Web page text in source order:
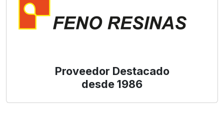
Proveedor Destacado
desde 1986